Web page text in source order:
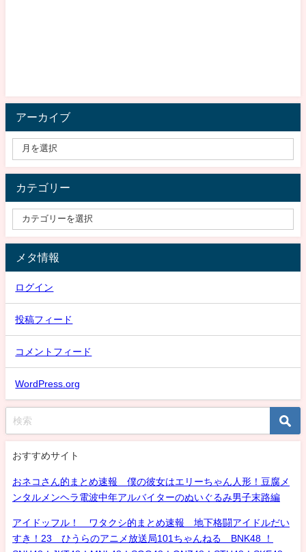
アーカイブ
カテゴリー
メタ情報
ログイン
投稿フィード
コメントフィード
WordPress.org
おすすめサイト
おネコさん的まとめ速報 僕の彼女はエリーちゃん人形！豆腐メ
ンタルメンヘラ電波中年アルバイターのぬいぐるみ男子末路編
アイドッフル！ ワタクシ的まとめ速報 地下格闘アイドルだい
すき！23 ひうらのアニメ放送局101ちゃんねる BNK48 ！